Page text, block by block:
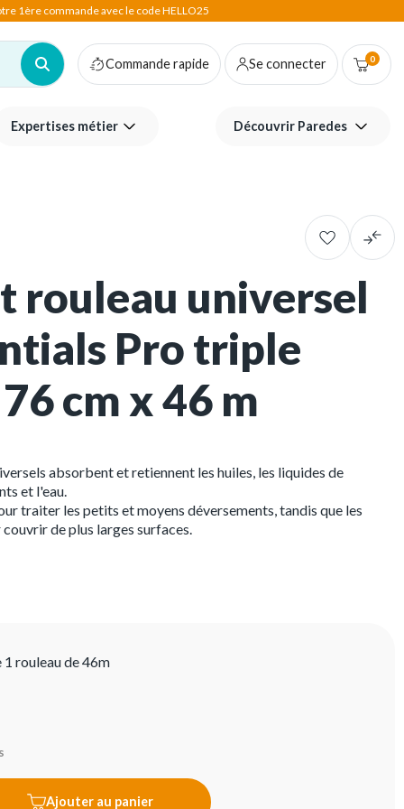
1ère commande avec le code HELLO25
Commande rapide Se connecter 0
Expertises métier Découvrir Paredes
rouleau universel
Pro triple
cm x 46 m
absorbent et retiennent les huiles, les liquides de
et l'eau.
traiter les petits et moyens déversements, tandis que les
de plus larges surfaces.
1 rouleau de 46m
Ajouter au panier